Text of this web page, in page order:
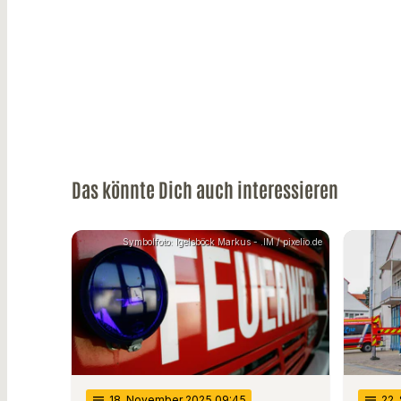
Das könnte Dich auch interessieren
Symbolfoto: Igelsböck Markus - .IM / pixelio.de